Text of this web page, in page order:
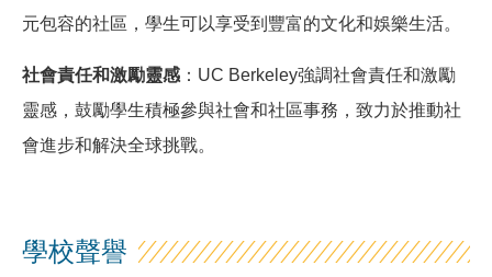
元包容的社區，學生可以享受到豐富的文化和娛樂生活。
社會責任和激勵靈感 ：UC Berkeley強調社會責任和激勵
靈感，鼓勵學生積極參與社會和社區事務，致力於推動社
會進步和解決全球挑戰。
學校聲譽